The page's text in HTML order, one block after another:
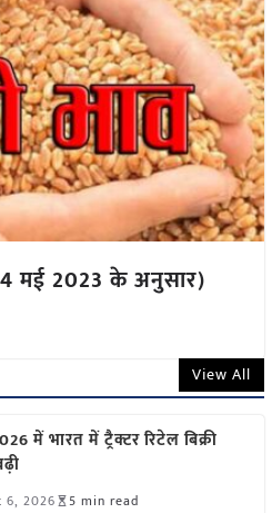
मई 2023 के अनुसार)
View All
में भारत में ट्रैक्टर रिटेल बिक्री
6, 2026 5 min read